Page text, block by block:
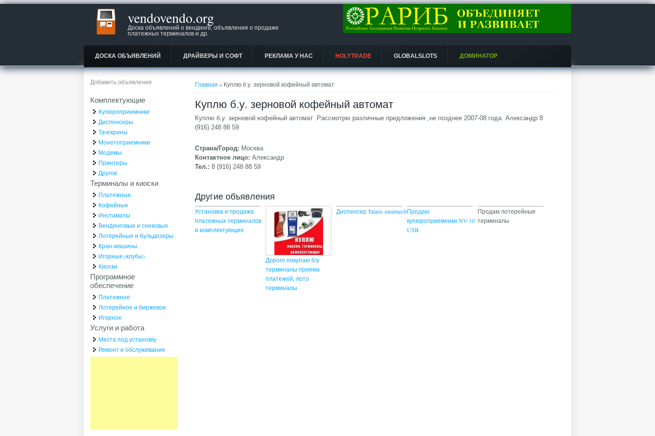
vendovendo.org
Доска объявлений о вендинге, объявления о продаже
платежных терминалов и др.
ДОСКА ОБЪЯВЛЕНИЙ ДРАЙВЕРЫ И СОФТ РЕКЛАМА У НАС HOLYTRADE GLOBALSLOTS ДОМИНАТОР
Вы здесь
Главная » Куплю б.у. зерновой кофейный автомат
Куплю б.у. зерновой кофейный автомат
Куплю б.у. зерновой кофейный автомат .Рассмотрю различные предложения ,не позднее 2007-08 года. Александр 8
(916) 248 88 59
Страна/Город: Москва
Контактное лицо:Александр
Тел.:8 (916) 248 88 59
Другие объявления
Установка и продажа
платежных терминалов
и комплектующих
Дорого покупаю б/у
терминалы приема
платежей, лото
терминалы
Диспенсер Talaris minimechПродаю
купюроприемники NV-10
USB
Продам лотерейные
терминалы
Добавить объявление
Комплектующие
Купюроприемники
Диспенсеры
Тачскрины
Монетоприемники
Модемы
Принтеры
Другое
Терминалы и киоски
Платежные
Кофейные
Инстаматы
Вендинговые и снековые
Лотерейные и бульдозеры
Кран-машины
Игорные (клубы)
Киоски
Программное
обеспечение
Платежное
Лотерейное и биржевое
Игорное
Услуги и работа
Места под установку
Ремонт и обслуживание